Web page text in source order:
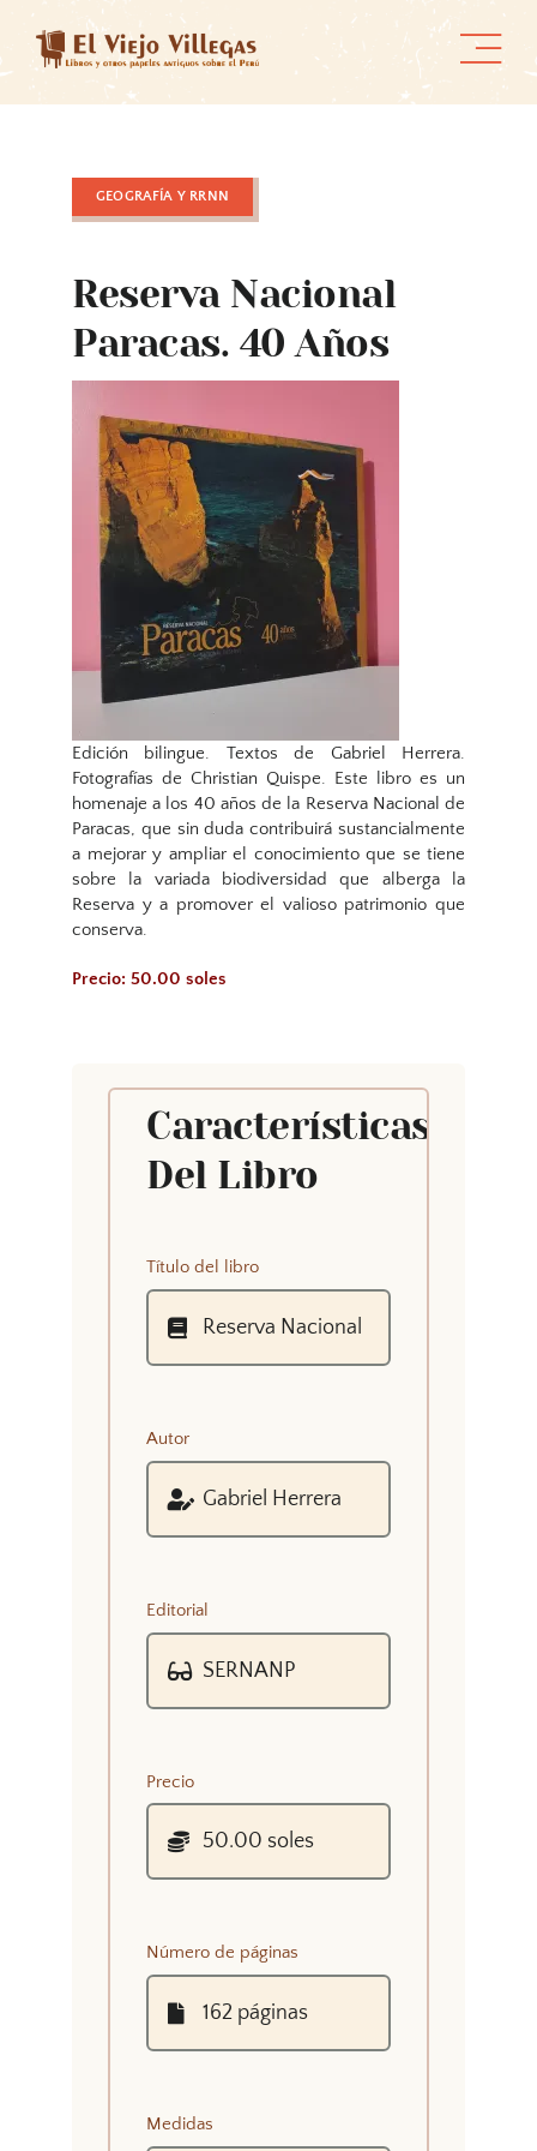
content
GEOGRAFÍA Y RRNN
Reserva Nacional
Paracas. 40 Años
Edición bilingue. Textos de Gabriel Herrera.
Fotografías de Christian Quispe. Este libro es un
homenaje a los 40 años de la Reserva Nacional de
Paracas, que sin duda contribuirá sustancialmente
a mejorar y ampliar el conocimiento que se tiene
sobre la variada biodiversidad que alberga la
Reserva y a promover el valioso patrimonio que
conserva.
Precio: 50.00 soles
Características
Del Libro
Título del libro
Autor
Editorial
Precio
Número de páginas
Medidas